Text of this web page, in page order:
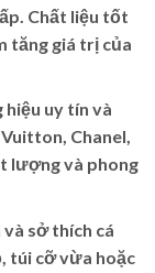
Chất liệu tốt
tăng giá trị của
uy tín và
Chanel,
lượng và phong
sở thích cá
túi cỡ vừa hoặc